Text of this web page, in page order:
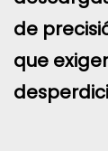
de
que